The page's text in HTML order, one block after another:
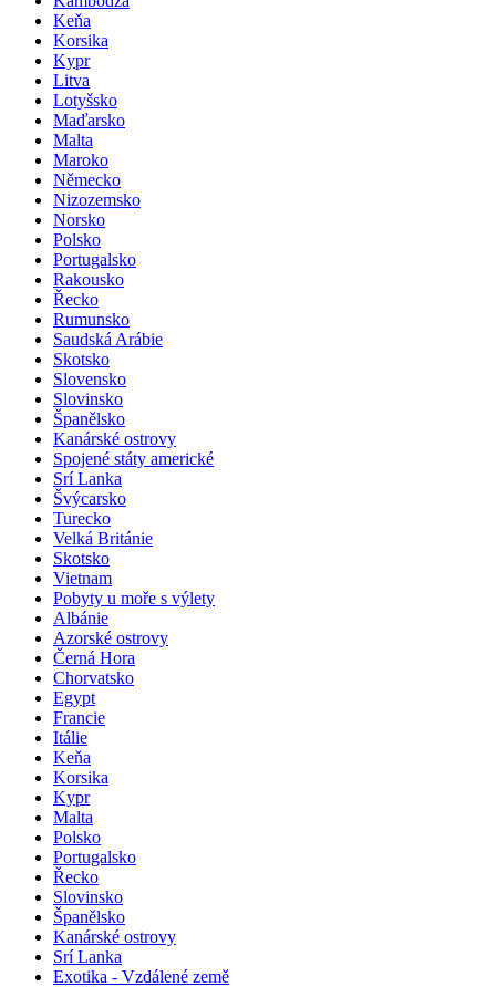
Keňa
Korsika
Kypr
Litva
Lotyšsko
Maďarsko
Malta
Maroko
Německo
Nizozemsko
Norsko
Polsko
Portugalsko
Rakousko
Řecko
Rumunsko
Saudská Arábie
Skotsko
Slovensko
Slovinsko
Španělsko
Kanárské ostrovy
Spojené státy americké
Srí Lanka
Švýcarsko
Turecko
Velká Británie
Skotsko
Vietnam
Pobyty u moře s výlety
Albánie
Azorské ostrovy
Černá Hora
Chorvatsko
Egypt
Francie
Itálie
Keňa
Korsika
Kypr
Malta
Polsko
Portugalsko
Řecko
Slovinsko
Španělsko
Kanárské ostrovy
Srí Lanka
Exotika - Vzdálené země